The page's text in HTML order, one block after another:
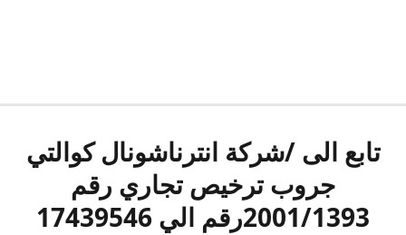
تابع الى /شركة انترناشونال كوالتي
جروب ترخيص تجاري رقم
2001/1393رقم الي 17439546